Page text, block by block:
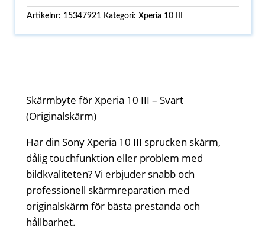
Artikelnr: 15347921 Kategori:Xperia 10 III
Skärmbyte för Xperia 10 III – Svart
(Originalskärm)
Har din Sony Xperia 10 III sprucken skärm,
dålig touchfunktion eller problem med
bildkvaliteten? Vi erbjuder snabb och
professionell skärmreparation med
originalskärm för bästa prestanda och
hållbarhet.